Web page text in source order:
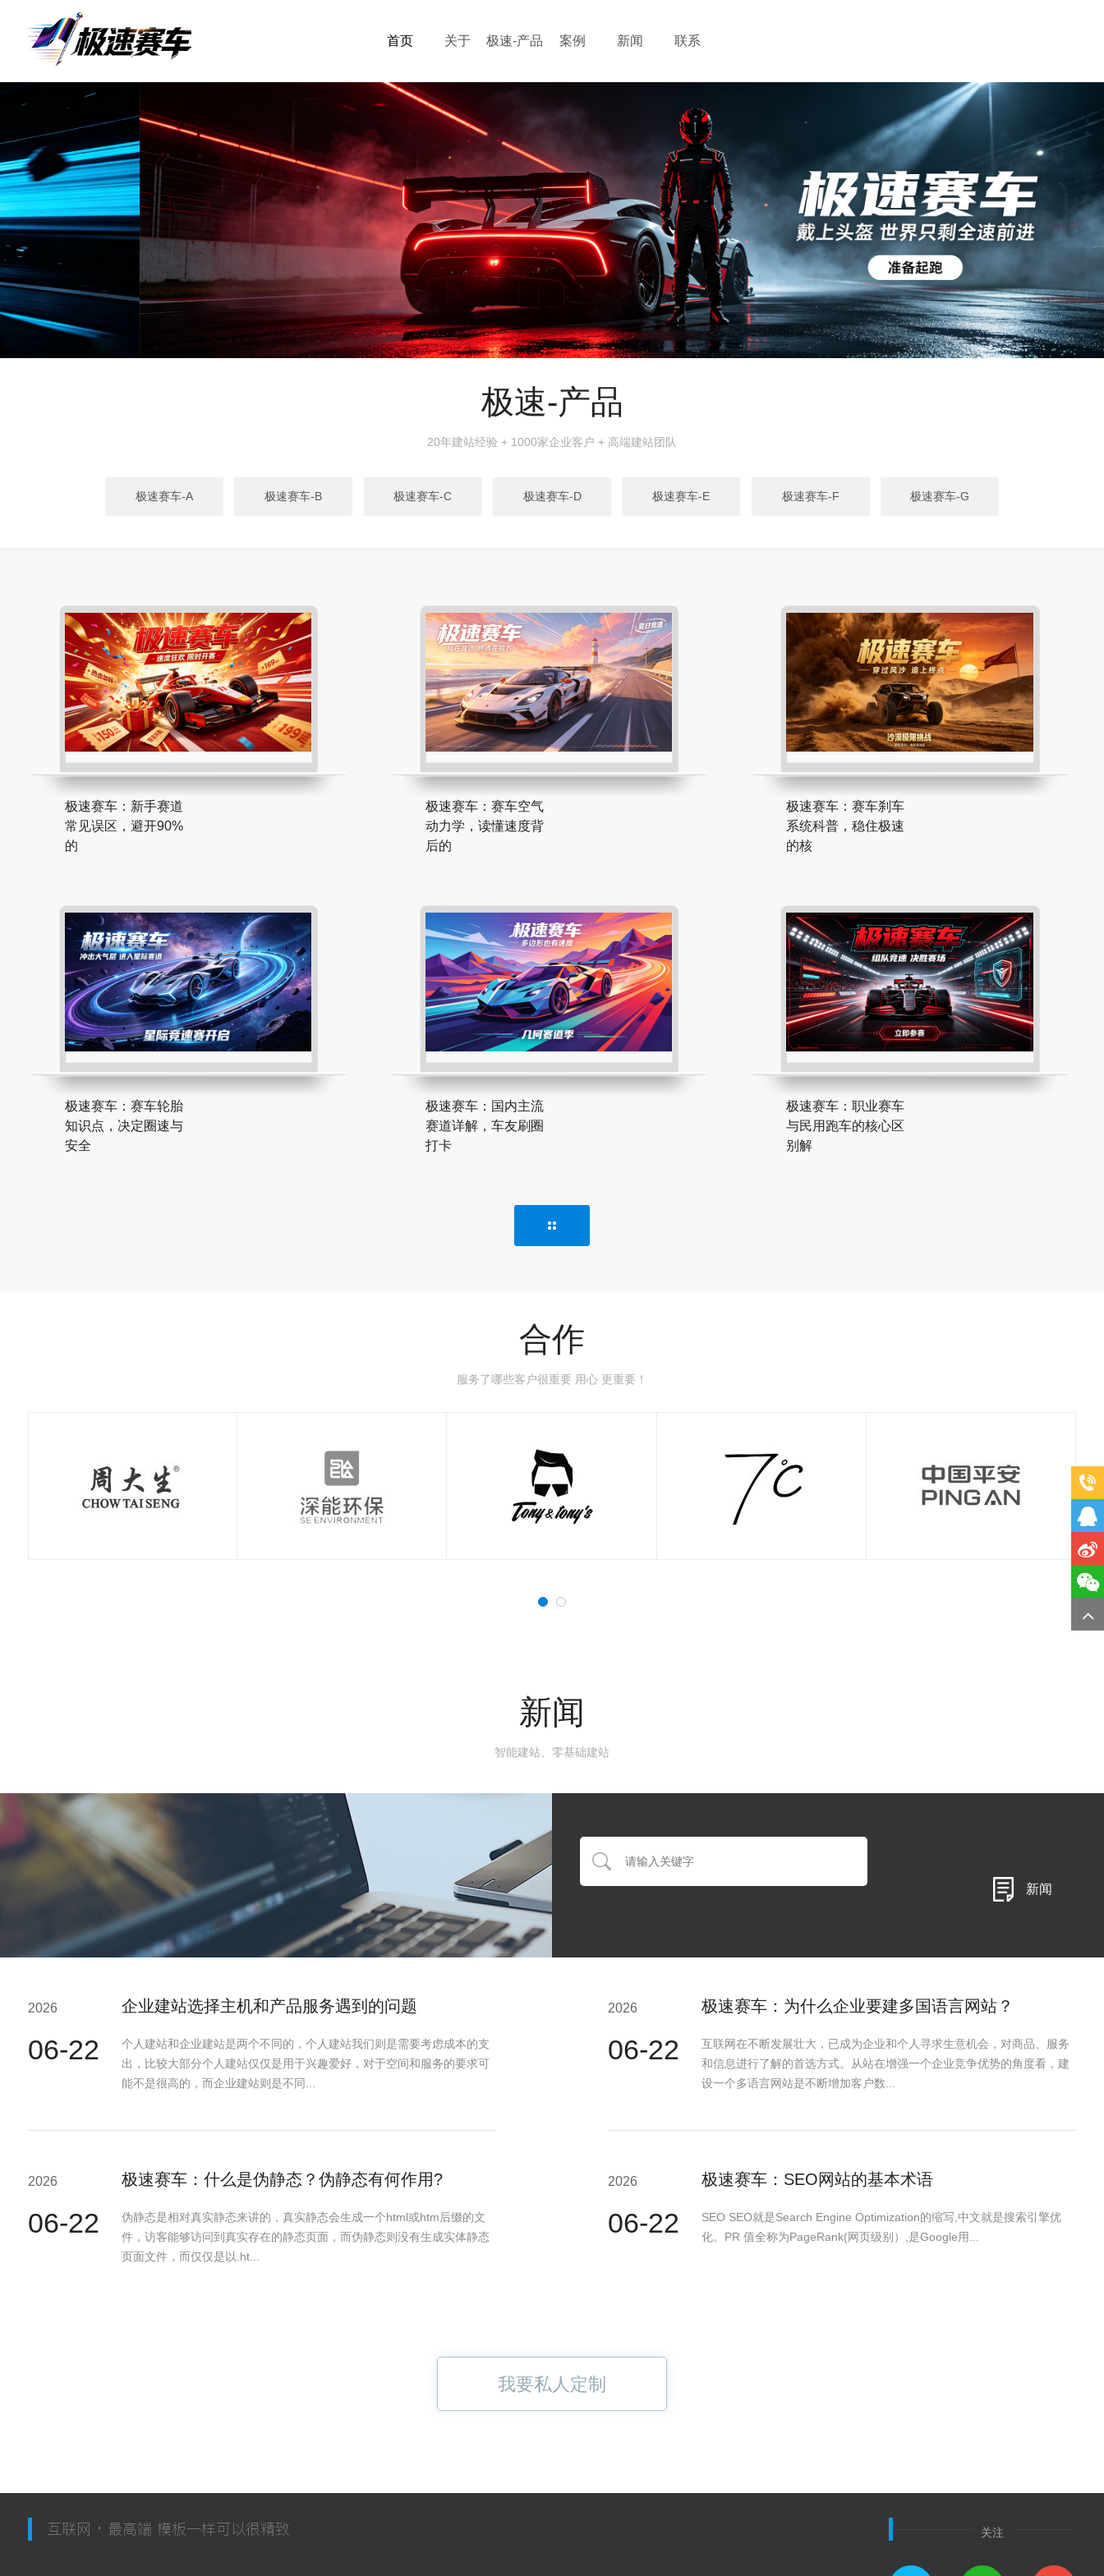
首页 关于 极速-产品 案例 新闻 联系
极速-产品
20年建站经验 + 1000家企业客户 + 高端建站团队
极速赛车-A 极速赛车-B 极速赛车-C 极速赛车-D 极速赛车-E 极速赛车-F 极速赛车-G
极速赛车：新手赛道
常见误区，避开90%
的
极速赛车：赛车空气
动力学，读懂速度背
后的
极速赛车：赛车刹车
系统科普，稳住极速
的核
极速赛车：赛车轮胎
知识点，决定圈速与
安全
极速赛车：国内主流
赛道详解，车友刷圈
打卡
极速赛车：职业赛车
与民用跑车的核心区
别解
合作
服务了哪些客户很重要 用心 更重要！
新闻
智能建站、零基础建站
{eyou:searchform type='default'}
新闻
2026
06-22
企业建站选择主机和产品服务遇到的问题
个人建站和企业建站是两个不同的，个人建站我们则是需要考虑成本的支
出，比较大部分个人建站仅仅是用于兴趣爱好，对于空间和服务的要求可
能不是很高的，而企业建站则是不同...
2026
06-22
极速赛车：为什么企业要建多国语言网站？
互联网在不断发展壮大，已成为企业和个人寻求生意机会，对商品、服务
和信息进行了解的首选方式。从站在增强一个企业竞争优势的角度看，建
设一个多语言网站是不断增加客户数...
2026
06-22
极速赛车：什么是伪静态？伪静态有何作用?
伪静态是相对真实静态来讲的，真实静态会生成一个html或htm后缀的文
件，访客能够访问到真实存在的静态页面，而伪静态则没有生成实体静态
页面文件，而仅仅是以.ht...
2026
06-22
极速赛车：SEO网站的基本术语
SEO SEO就是Search Engine Optimization的缩写,中文就是搜索引擎优
化。PR 值全称为PageRank(网页级别）,是Google用...
我要私人定制
互联网 · 最高端 模板一样可以很精致 关注